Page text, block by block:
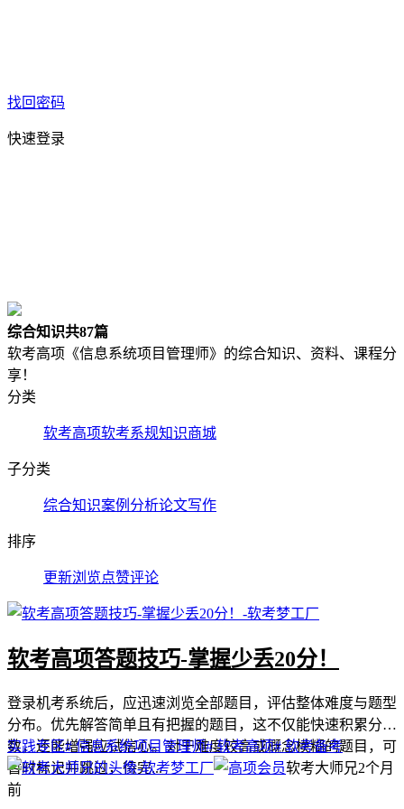
找回密码
快速登录
综合知识共87篇
软考高项《信息系统项目管理师》的综合知识、资料、课程分
享！
分类
软考高项软考系规知识商城
子分类
综合知识案例分析论文写作
排序
更新浏览点赞评论
软考高项答题技巧-掌握少丢20分！
登录机考系统后，应迅速浏览全部题目，评估整体难度与题型
分布。优先解答简单且有把握的题目，这不仅能快速积累分
数，还能增强应试信心。对于难度较高或概念模糊的题目，可
暂时标记并跳过，待完...
实践专区# 信息系统项目管理师# 软考高项# 软考备考
软考大师兄2个月
前